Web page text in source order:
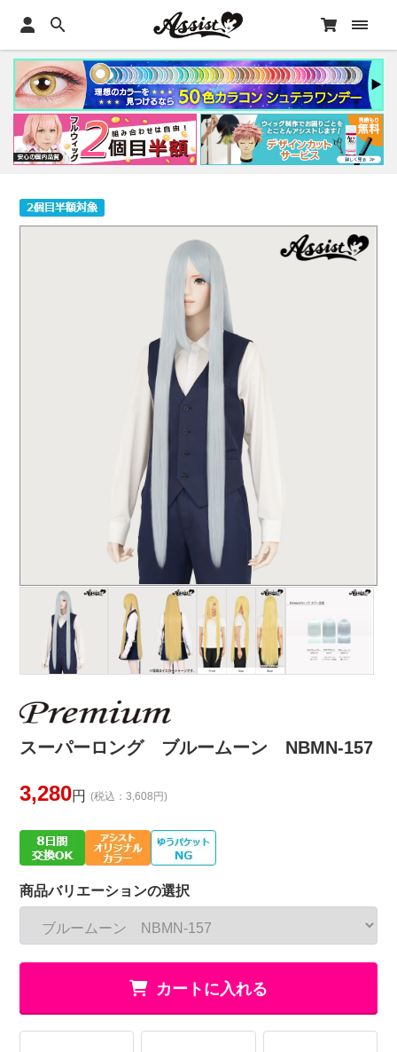
スーパーロング ブルームーン NBMN-157
3,280円 (税込：3,608円)
商品バリエーションの選択
カートに入れる